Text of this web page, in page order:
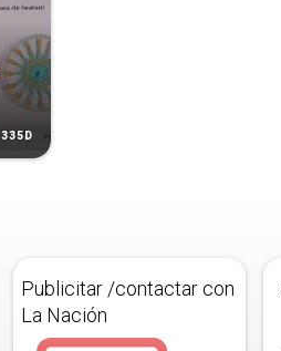
335D
Publicitar /contactar con
La Nación